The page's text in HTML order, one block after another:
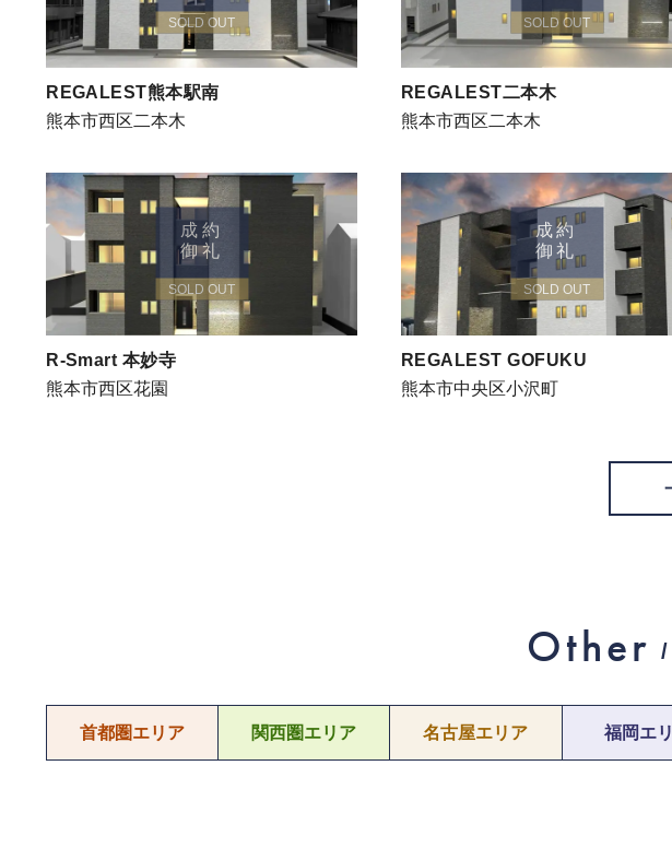
SOLD OUT
REGALEST熊本駅南
熊本市西区二本木
SOLD OUT
REGALEST二本木
熊本市西区二本木
成約
御礼
SOLD OUT
R-Smart 本妙寺
熊本市西区花園
成約
御礼
SOLD OUT
REGALEST GOFUKU
熊本市中央区小沢町
Other /
首都圏エリア 関西圏エリア 名古屋エリア 福岡エ